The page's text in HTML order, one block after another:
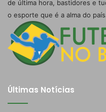
de última hora, bastidores e
o esporte que é a alma do
Últimas Notícias